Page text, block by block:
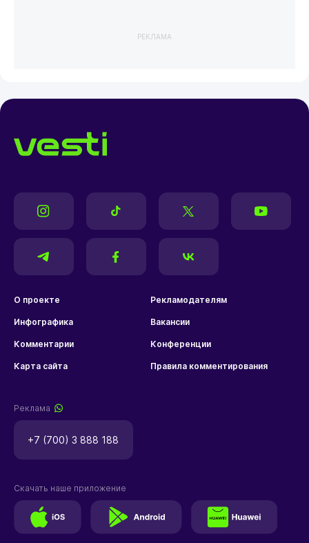
РЕКЛАМА
О проекте Рекламодателям
Инфографика Вакансии
Комментарии Конференции
Карта сайта Правила комментирования
Реклама
+7 (700) 3 888 188
Скачать наше приложение